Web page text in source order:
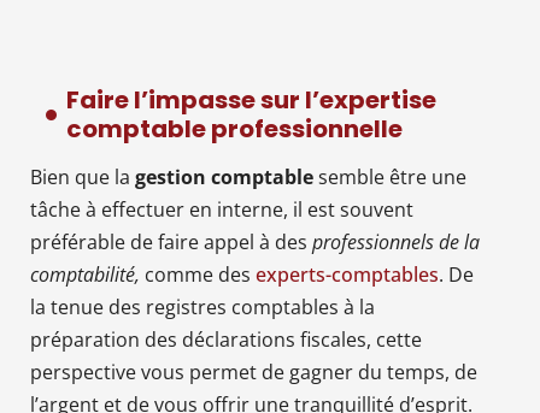
Faire l’impasse sur l’expertise
comptable professionnelle
Bien que la gestion comptablesemble être une
tâche à effectuer en interne, il est souvent
préférable de faire appel à des professionnels de la
comptabilité, comme des experts-comptables. De
la tenue des registres comptables à la
préparation des déclarations fiscales, cette
perspective vous permet de gagner du temps, de
l’argent et de vous offrir une tranquillité d’esprit.